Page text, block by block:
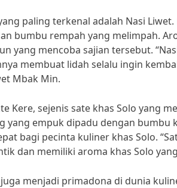
paling terkenal adalah Nasi
bumbu rempah yang melimpah.
yang mencoba sajian tersebut.
membuat lidah selalu ingin
Mbak Min.
Kere, sejenis sate khas Solo yang
yang empuk dipadu dengan bumbu
bagi pecinta kuliner khas Solo.
dan memiliki aroma khas Solo
menjadi primadona di dunia